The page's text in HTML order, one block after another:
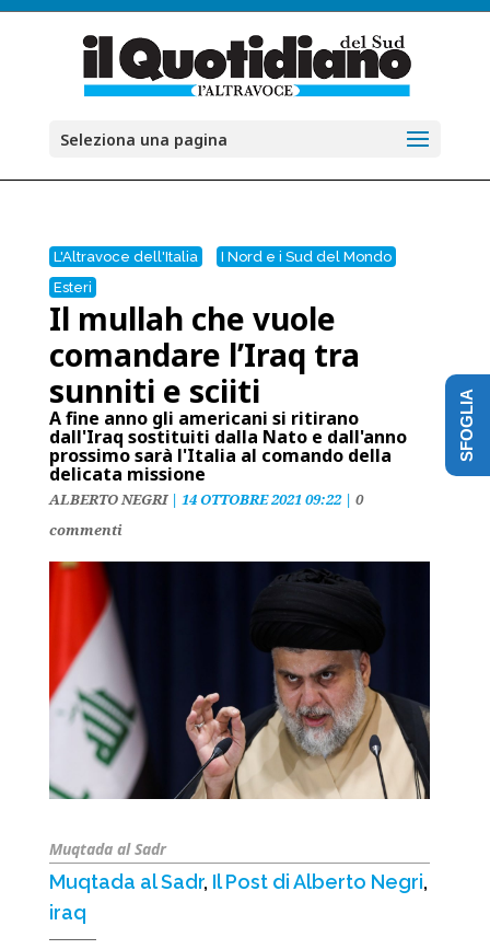
Seleziona una pagina
L'Altravoce dell'Italia
I Nord e i Sud del Mondo
Esteri
Il mullah che vuole
comandare l’Iraq tra
sunniti e sciiti
A fine anno gli americani si ritirano
dall'Iraq sostituiti dalla Nato e dall'anno
prossimo sarà l'Italia al comando della
delicata missione
ALBERTO NEGRI| 14 OTTOBRE 2021 09:22| 0
commenti
Muqtada al Sadr
Muqtada al Sadr, Il Post di Alberto Negri,
iraq
SFOGLIA